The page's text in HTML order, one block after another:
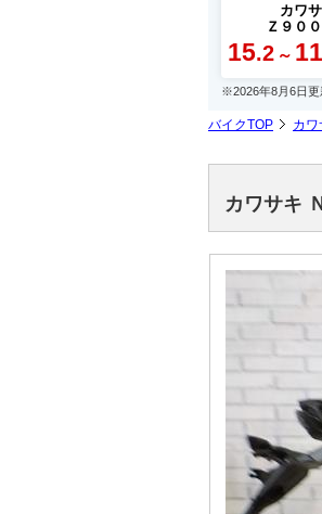
カワ
Ｚ９０
15.2 ～
※2026年8月6日更
バイクTOP カワ
カワサキ